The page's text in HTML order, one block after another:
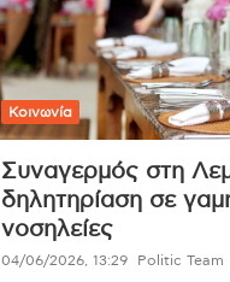
Κοινωνία
Συναγερμός στη
δηλητηρίαση σε
νοσηλείες
04/06/2026, 13:29 Politic Team